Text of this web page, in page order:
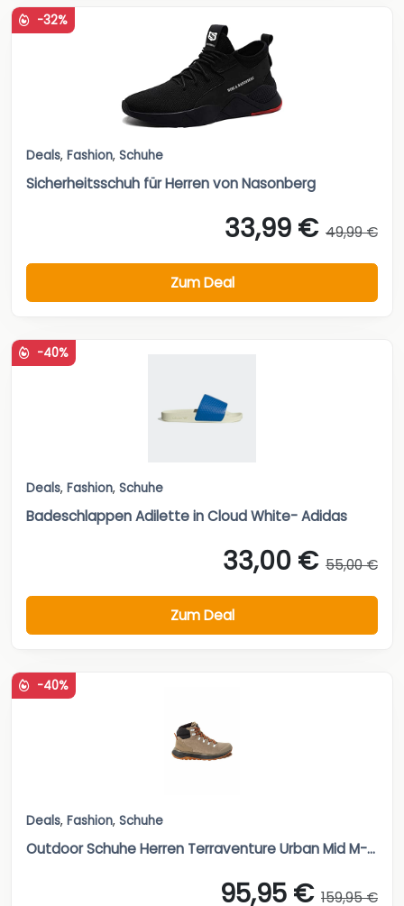
-32%
Deals, Fashion, Schuhe
Sicherheitsschuh für Herren von Nasonberg
33,99 € 49,99 €
Zum Deal
-40%
Deals, Fashion, Schuhe
Badeschlappen Adilette in Cloud White- Adidas
33,00 € 55,00 €
Zum Deal
-40%
Deals, Fashion, Schuhe
Outdoor Schuhe Herren Terraventure Urban Mid M-...
95,95 € 159,95 €